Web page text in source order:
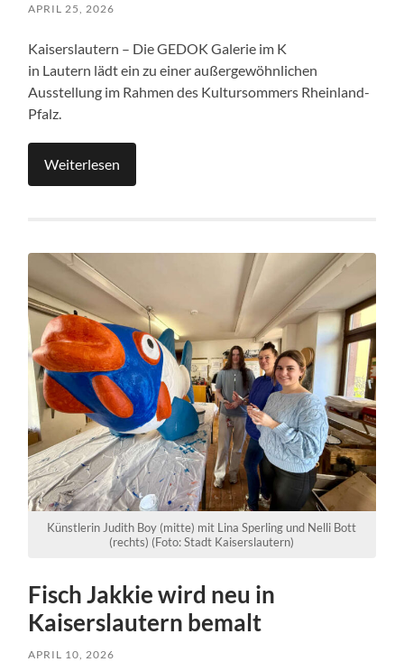
APRIL 25, 2026
Kaiserslautern – Die GEDOK Galerie im K
in Lautern lädt ein zu einer außergewöhnlichen
Ausstellung im Rahmen des Kultursommers Rheinland-
Pfalz.
Weiterlesen
Künstlerin Judith Boy (mitte) mit Lina Sperling und Nelli Bott
(rechts) (Foto: Stadt Kaiserslautern)
Fisch Jakkie wird neu in
Kaiserslautern bemalt
APRIL 10, 2026